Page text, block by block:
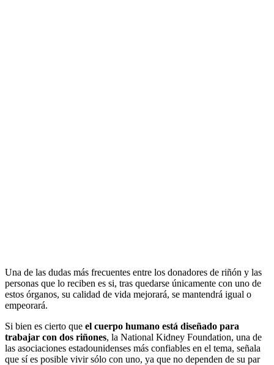
Una de las dudas más frecuentes entre los donadores de riñón y las
personas que lo reciben es si, tras quedarse únicamente con uno de
estos órganos, su calidad de vida mejorará, se mantendrá igual o
empeorará.
Si bien es cierto que el cuerpo humano está diseñado para
trabajar con dos riñones, la National Kidney Foundation, una de
las asociaciones estadounidenses más confiables en el tema, señala
que sí es posible vivir sólo con uno, ya que no dependen de su par